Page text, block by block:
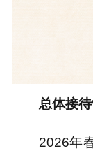
总体接
2026年